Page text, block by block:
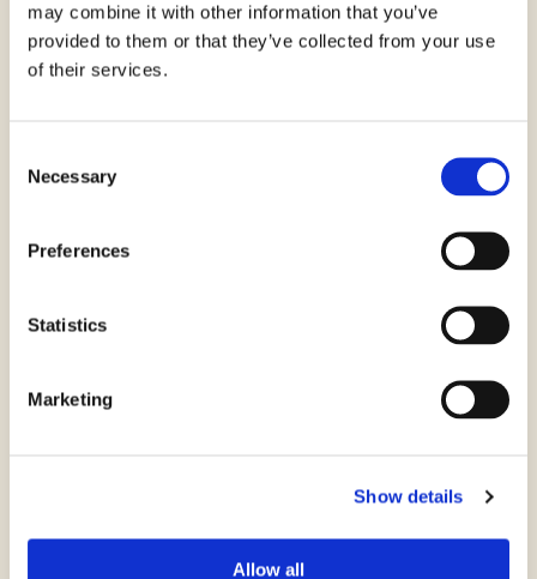
may combine it with other information that you’ve
provided to them or that they’ve collected from your use
of their services.
Selection
Necessary
Preferences
Statistics
Marketing
Show details
Allow all
* Dati obbligatori
Per la ricezione di materiale pubblicitario e per
Do il consenso